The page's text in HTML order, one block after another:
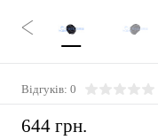
Відгуків: 0
644 грн.